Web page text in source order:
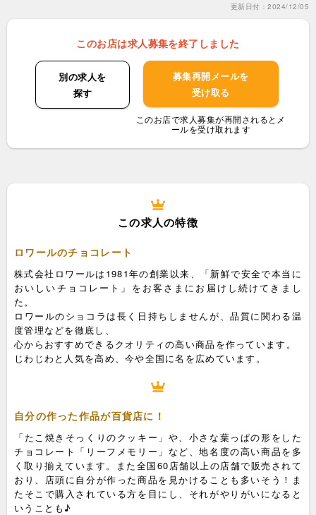
更新日付：2024/12/05
このお店は求人募集を終了しました
別の求人を
探す
募集再開メールを
受け取る
このお店で求人募集が再開されるとメ
ールを受け取れます
この求人の特徴
ロワールのチョコレート
株式会社ロワールは1981年の創業以来、「新鮮で安全で本当に
おいしいチョコレート」をお客さまにお届けし続けてきまし
た。
ロワールのショコラは長く日持ちしませんが、品質に関わる温
度管理などを徹底し、
心からおすすめできるクオリティの高い商品を作っています。
じわじわと人気を高め、今や全国に名を広めています。
自分の作った作品が百貨店に！
「たこ焼きそっくりのクッキー」や、小さな葉っぱの形をした
チョコレート「リーフメモリー」など、地名度の高い商品を多
く取り揃えています。また全国60店舗以上の店舗で販売されて
おり、店頭に自分が作った商品を見かけることも多いそう！ま
たそこで購入されている方を目にし、それがやりがいになると
いうことも♪